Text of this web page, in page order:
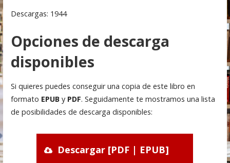
Descargas: 1944
Opciones de descarga
disponibles
Si quieres puedes conseguir una copia de este libro en
formato EPUBy PDF. Seguidamente te mostramos una lista
de posibilidades de descarga disponibles:
Descargar [PDF | EPUB]